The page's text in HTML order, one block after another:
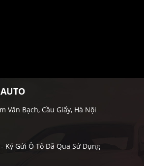
Văn Bạch, Cầu Giấy, Hà Nội
Ký Gửi Ô Tô Đã Qua Sử Dụng